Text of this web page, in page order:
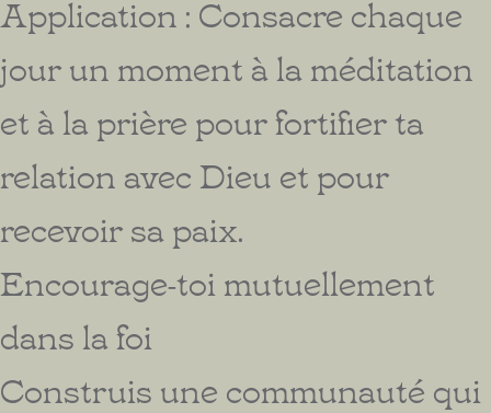
Application : Consacre chaque
jour un moment à la méditation
et à la prière pour fortifier ta
relation avec Dieu et pour
recevoir sa paix.
Encourage-toi mutuellement
dans la foi
Construis une communauté qui